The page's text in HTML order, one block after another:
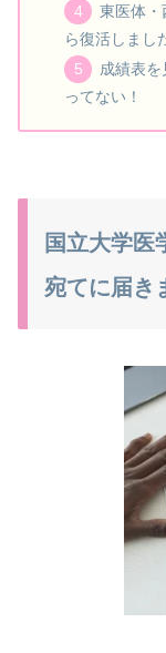
東医体・
ら復活しまし
成績表
ってない！
国立大学医
宛てに届き